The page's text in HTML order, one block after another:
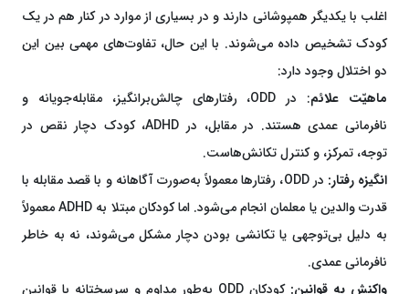
اغلب با یکدیگر همپوشانی دارند و در بسیاری از موارد در کنار هم در یک
کودک تشخیص داده می‌شوند. با این حال، تفاوت‌های مهمی بین این
دو اختلال وجود دارد:
ماهیّت علائم
: در ODD، رفتارهای چالش‌برانگیز، مقابله‌جویانه و
نافرمانی عمدی هستند. در مقابل، در ADHD، کودک دچار نقص در
توجه، تمرکز، و کنترل تکانش‌هاست.
انگیزه رفتار:
در ODD، رفتارها معمولاً به‌صورت آگاهانه و با قصد مقابله با
قدرت والدین یا معلمان انجام می‌شود. اما کودکان مبتلا به ADHD معمولاً
به دلیل بی‌توجهی یا تکانشی بودن دچار مشکل می‌شوند، نه به خاطر
نافرمانی عمدی.
واکنش به قوانین:
کودکان ODD به‌طور مداوم و سرسختانه با قوانین